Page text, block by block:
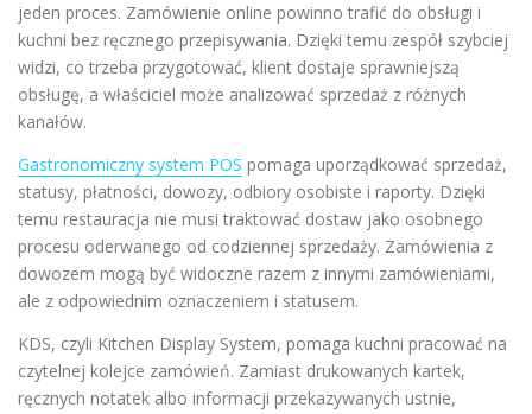
jeden proces. Zamówienie online powinno trafić do obsługi i
kuchni bez ręcznego przepisywania. Dzięki temu zespół szybciej
widzi, co trzeba przygotować, klient dostaje sprawniejszą
obsługę, a właściciel może analizować sprzedaż z różnych
kanałów.
Gastronomiczny system POS pomaga uporządkować sprzedaż,
statusy, płatności, dowozy, odbiory osobiste i raporty. Dzięki
temu restauracja nie musi traktować dostaw jako osobnego
procesu oderwanego od codziennej sprzedaży. Zamówienia z
dowozem mogą być widoczne razem z innymi zamówieniami,
ale z odpowiednim oznaczeniem i statusem.
KDS, czyli Kitchen Display System, pomaga kuchni pracować na
czytelnej kolejce zamówień. Zamiast drukowanych kartek,
ręcznych notatek albo informacji przekazywanych ustnie,